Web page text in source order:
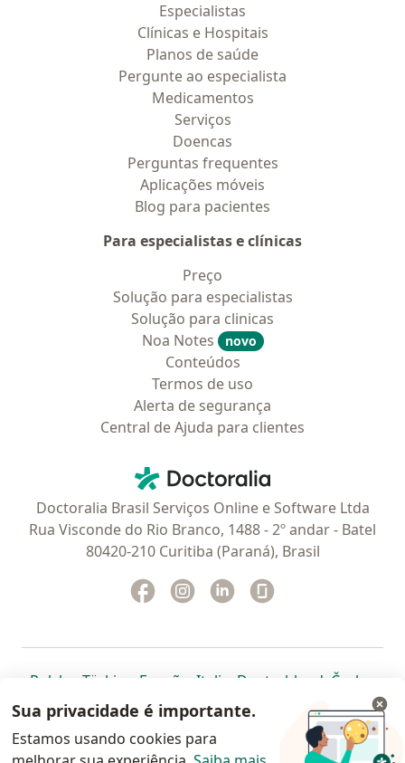
Especialistas
Clínicas e Hospitais
Planos de saúde
Pergunte ao especialista
Medicamentos
Serviços
Doencas
Perguntas frequentes
Aplicações móveis
Blog para pacientes
Para especialistas e clínicas
Preço
Solução para especialistas
Solução para clinicas
Noa Notes
novo
Conteúdos
Termos de uso
Alerta de segurança
Central de Ajuda para clientes
Doctoralia - Homepage
Doctoralia Brasil Serviços Online e Software Ltda
Rua Visconde do Rio Branco, 1488 - 2º andar - Batel
80420-210 Curitiba (Paraná), Brasil
Facebook
abre num novo separador
Instagram
abre num novo separador
Linkedin
abre num novo
Polska abre num novo separador
Türkiye abre num novo separador
España abre num novo separador
Italia abre num novo
Deutschlandabre num
Česko
Portugal abre num novo separador
, México abre num novo separador
, abre num novo separador
Brasil abre num novoabre num
abre
Colombia abre num novo
Sua privacidade é importante.
Estamos usando cookies para